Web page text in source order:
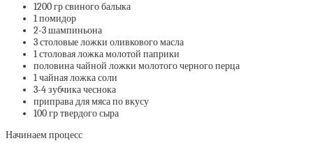
1200 гр свиного балыка
1 помидор
2-3 шампиньона
3 столовые ложки оливкового масла
1 столовая ложка молотой паприки
половина чайной ложки молотого черного перца
1 чайная ложка соли
3-4 зубчика чеснока
приправа для мяса по вкусу
100 гр твердого сыра
Начинаем процесс